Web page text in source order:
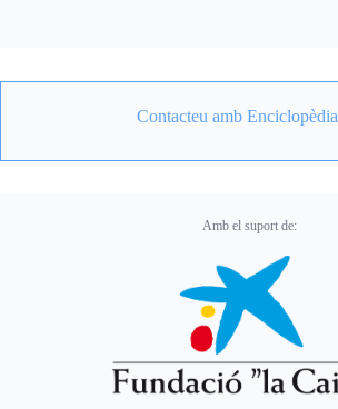
Contacteu amb
Amb el suport de: